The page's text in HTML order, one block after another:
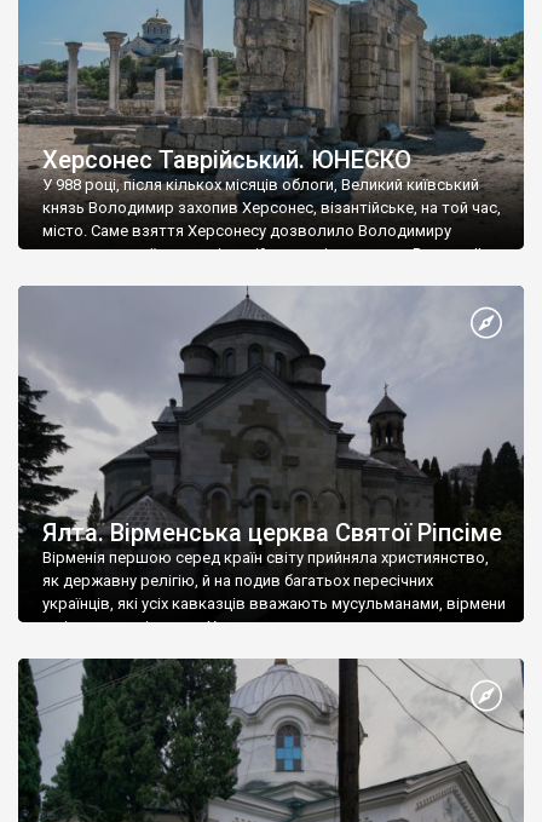
Херсонес Таврійський. ЮНЕСКО
У 988 році, після кількох місяців облоги, Великий київський
князь Володимир захопив Херсонес, візантійське, на той час,
місто. Саме взяття Херсонесу дозволило Володимиру
диктувати свої умови візантійському імператору Василю ІІ, та
Херсонесі Володимир-язичник, став Василем-християнином.
А потім було Хрещення Русі. На честь Херсонесу Таврійського
Ялта. Вірменська церква Святої Ріпсіме
Вірменія першою серед країн світу прийняла християнство,
як державну релігію, й на подив багатьох пересічних
українців, які усіх кавказців вважають мусульманами, вірмени
є відданими вірянами Христа